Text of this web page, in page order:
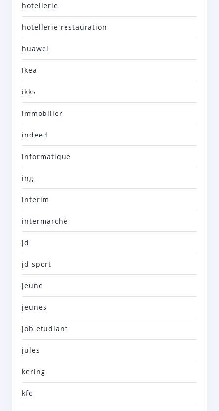
hotellerie
hotellerie restauration
huawei
ikea
ikks
immobilier
indeed
informatique
ing
interim
intermarché
jd
jd sport
jeune
jeunes
job etudiant
jules
kering
kfc